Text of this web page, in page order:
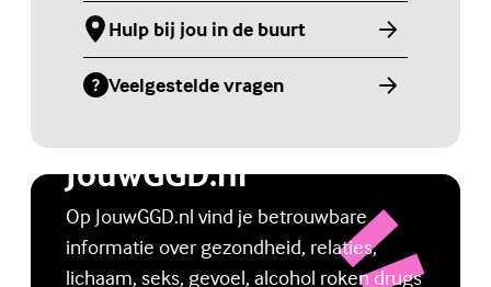
Hulp bij jou in de buurt
(Externe link)
Veelgestelde vragen
(Externe link)
Jongerenwebsite
JouwGGD.nl
Op JouwGGD.nl vind je betrouwbare
informatie over gezondheid, relaties,
lichaam, seks, gevoel, alcohol roken drugs